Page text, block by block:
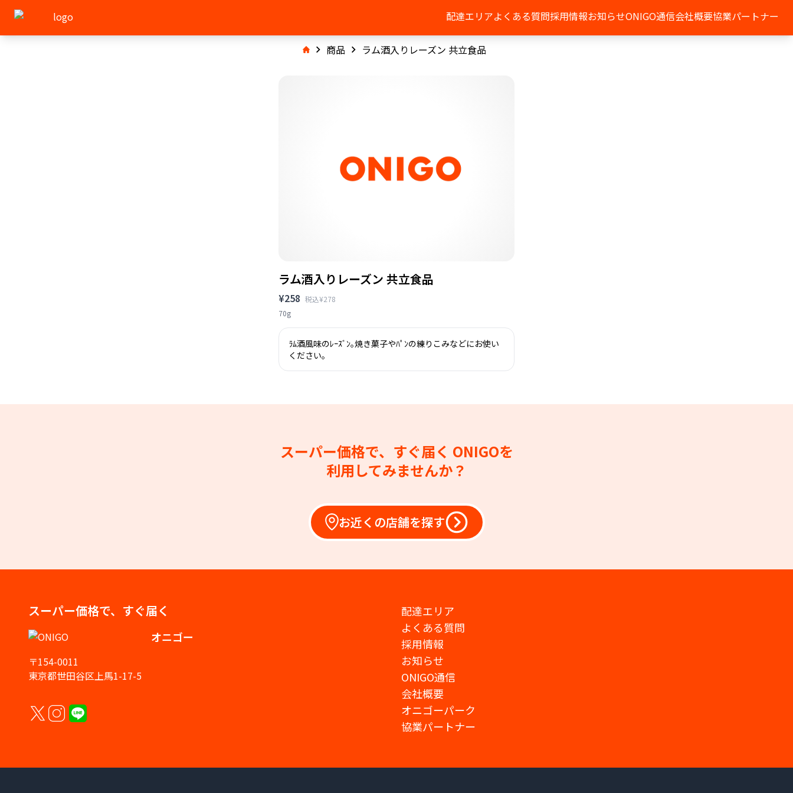
配達エリアよくある質問採用情報お知らせONIGO通信会社概要協業パートナー
商品 ラム酒入りレーズン 共立食品
ラム酒入りレーズン 共立食品
¥258 税込¥278
70g
ﾗﾑ酒風味のﾚｰｽﾞﾝ｡焼き菓子やﾊﾟﾝの練りこみなどにお使い
ください｡
スーパー価格で、すぐ届く ONIGOを
利用してみませんか？
お近くの店舗を探す
スーパー価格で、すぐ届く
オニゴー
〒154-0011
東京都世田谷区上馬1-17-5
配達エリア
よくある質問
採用情報
お知らせ
ONIGO通信
会社概要
オニゴーパーク
協業パートナー